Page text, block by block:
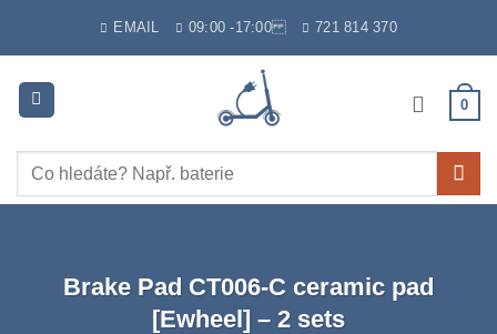
EMAIL 09:00 -17:00 721 814 370
0
Hledat:
Brake Pad CT006-C ceramic pad
[Ewheel] – 2 sets